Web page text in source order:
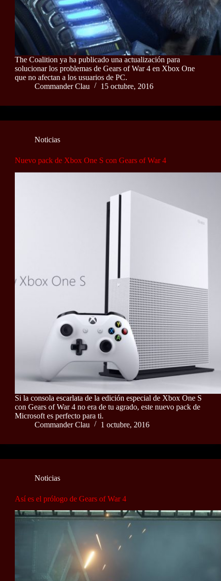
The Coalition ya ha publicado una actualización para
solucionar los problemas de Gears of War 4 en Xbox One
que no afectan a los usuarios de PC.
Commander Clau
15 octubre, 2016
Noticias
Nuevo pack de Xbox One S con Gears of War 4
Si la consola escarlata de la edición especial de Xbox One S
con Gears of War 4 no era de tu agrado, este nuevo pack de
Microsoft es perfecto para ti.
Commander Clau
1 octubre, 2016
Noticias
Así es el prólogo de Gears of War 4